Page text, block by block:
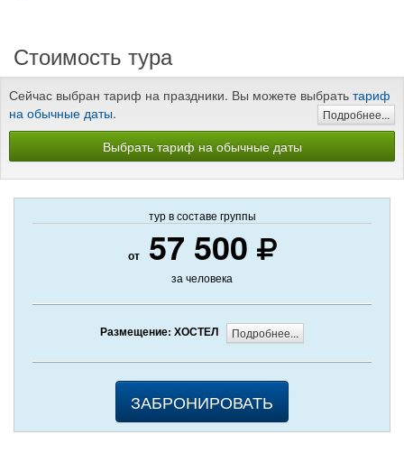
Стоимость тура
Сейчас выбран тариф на праздники. Вы можете выбрать тариф
на обычные даты. Подробнее...
Выбрать тариф на обычные даты
тур в составе группы
от57 500
за человека
Размещение: ХОСТЕЛ Подробнее...
ЗАБРОНИРОВАТЬ